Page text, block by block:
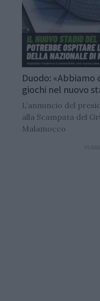
Duodo: «Abbiamo
giochi nel nuovo
L’annuncio del
alla Scampata del
Malamocco